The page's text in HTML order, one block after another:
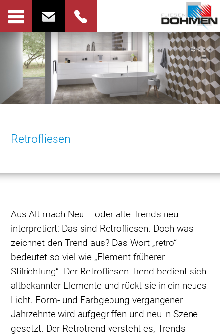
Retrofliesen
Aus Alt mach Neu – oder alte Trends neu
interpretiert: Das sind Retrofliesen. Doch was
zeichnet den Trend aus? Das Wort „retro“
bedeutet so viel wie „Element früherer
Stilrichtung“. Der Retrofliesen-Trend bedient sich
altbekannter Elemente und rückt sie in ein neues
Licht. Form- und Farbgebung vergangener
Jahrzehnte wird aufgegriffen und neu in Szene
gesetzt. Der Retrotrend versteht es, Trends